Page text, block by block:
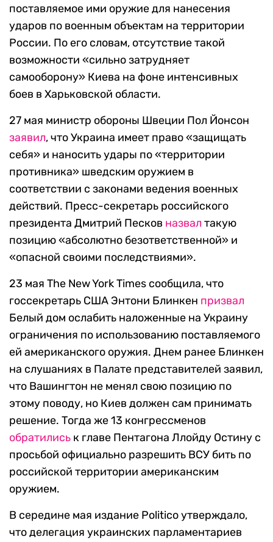
поставляемое ими оружие для нанесения
ударов по военным объектам на территории
России. По его словам, отсутствие такой
возможности «сильно затрудняет
самооборону» Киева на фоне интенсивных
боев в Харьковской области.
27 мая министр обороны Швеции Пол Йонсон
заявил, что Украина имеет право «защищать
себя» и наносить удары по «территории
противника» шведским оружием в
соответствии с законами ведения военных
действий. Пресс-секретарь российского
президента Дмитрий Песков назвал такую
позицию «абсолютно безответственной» и
«опасной своими последствиями».
23 мая The New York Times сообщила, что
госсекретарь США Энтони Блинкен призвал
Белый дом ослабить наложенные на Украину
ограничения по использованию поставляемого
ей американского оружия. Днем ранее Блинкен
на слушаниях в Палате представителей заявил,
что Вашингтон не менял свою позицию по
этому поводу, но Киев должен сам принимать
решение. Тогда же 13 конгрессменов
обратились к главе Пентагона Ллойду Остину с
просьбой официально разрешить ВСУ бить по
российской территории американским
оружием.
В середине мая издание Politico утверждало,
что делегация украинских парламентариев